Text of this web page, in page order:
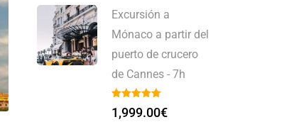
Excursión a
Mónaco a partir del
puerto de crucero
de Cannes - 7h
1,999.00€